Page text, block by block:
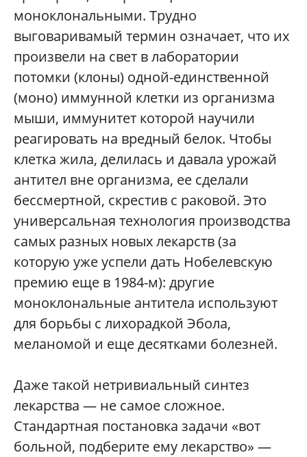
моноклональными. Трудно
выговаривамый термин означает, что их
произвели на свет в лаборатории
потомки (клоны) одной-единственной
(моно) иммунной клетки из организма
мыши, иммунитет которой научили
реагировать на вредный белок. Чтобы
клетка жила, делилась и давала урожай
антител вне организма, ее сделали
бессмертной, скрестив с раковой. Это
универсальная технология производства
самых разных новых лекарств (за
которую уже успели дать Нобелевскую
премию еще в 1984-м): другие
моноклональные антитела используют
для борьбы с лихорадкой Эбола,
меланомой и еще десятками болезней.
Даже такой нетривиальный синтез
лекарства — не самое сложное.
Стандартная постановка задачи «вот
больной, подберите ему лекарство» —